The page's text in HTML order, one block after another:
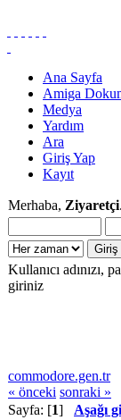
Ana Sayfa
Amiga
Medya
Yardım
Ara
Giriş Yap
Kayıt
Merhaba, Ziyaretçi
Kullanıcı adınızı,
giriniz
commodore.gen.tr
« önceki sonraki »
Sayfa: [1] Aşağı